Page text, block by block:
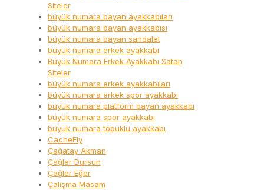
Siteler
büyük numara bayan ayakkabıları
büyük numara bayan ayakkabısı
büyük numara bayan sandalet
büyük numara erkek ayakkabı
Büyük Numara Erkek Ayakkabı Satan
Siteler
büyük numara erkek ayakkabıları
büyük numara erkek spor ayakkabı
büyük numara platform bayan ayakkabı
büyük numara spor ayakkabı
büyük numara topuklu ayakkabı
CacheFly
Çağatay Akman
Çağlar Dursun
Çağler Eğer
Çalışma Masam